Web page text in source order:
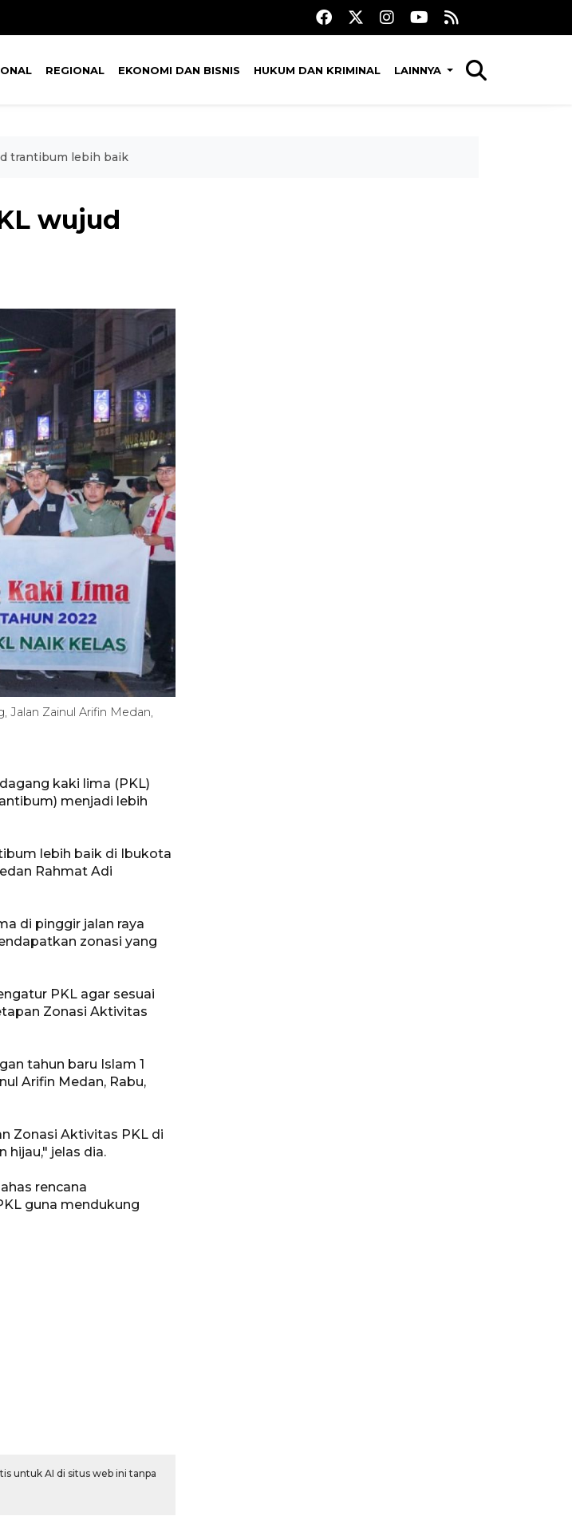
REGIONAL EKONOMI DAN BISNIS HUKUM DAN KRIMINAL LAINNYA
trantibum lebih baik
wujud
Jalan Zainul Arifin Medan,
kaki lima (PKL)
menjadi lebih
lebih baik di Ibukota
Rahmat Adi
di pinggir jalan raya
zonasi yang
PKL agar sesuai
Zonasi Aktivitas
tahun baru Islam 1
Arifin Medan, Rabu,
Zonasi Aktivitas PKL di
hijau," jelas dia.
rencana
guna mendukung
untuk AI di situs web ini tanpa